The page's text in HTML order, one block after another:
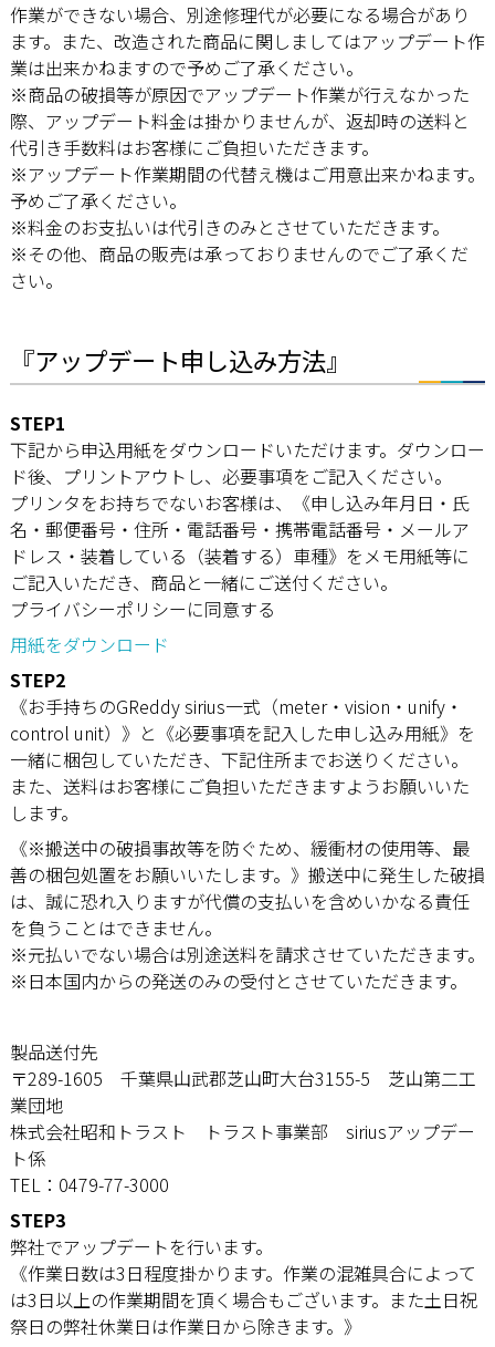
作業ができない場合、別途修理代が必要になる場合があり
ます。また、改造された商品に関しましてはアップデート作
業は出来かねますので予めご了承ください。
※商品の破損等が原因でアップデート作業が行えなかった
際、アップデート料金は掛かりませんが、返却時の送料と
代引き手数料はお客様にご負担いただきます。
※アップデート作業期間の代替え機はご用意出来かねます。
予めご了承ください。
※料金のお支払いは代引きのみとさせていただきます。
※その他、商品の販売は承っておりませんのでご了承くだ
さい。
『アップデート申し込み方法』
STEP1
下記から申込用紙をダウンロードいただけます。ダウンロー
ド後、プリントアウトし、必要事項をご記入ください。
プリンタをお持ちでないお客様は、《申し込み年月日・氏
名・郵便番号・住所・電話番号・携帯電話番号・メールア
ドレス・装着している（装着する）車種》をメモ用紙等に
ご記入いただき、商品と一緒にご送付ください。
プライバシーポリシーに同意する
用紙をダウンロード
STEP2
《お手持ちのGReddy sirius一式（meter・vision・unify・
control unit）》と《必要事項を記入した申し込み用紙》を
一緒に梱包していただき、下記住所までお送りください。
また、送料はお客様にご負担いただきますようお願いいた
します。
《※搬送中の破損事故等を防ぐため、緩衝材の使用等、最
善の梱包処置をお願いいたします。》搬送中に発生した破損
は、誠に恐れ入りますが代償の支払いを含めいかなる責任
を負うことはできません。
※元払いでない場合は別途送料を請求させていただきます。
※日本国内からの発送のみの受付とさせていただきます。
製品送付先
〒289-1605 千葉県山武郡芝山町大台3155-5 芝山第二工
業団地
株式会社昭和トラスト トラスト事業部 siriusアップデー
ト係
TEL：0479-77-3000
STEP3
弊社でアップデートを行います。
《作業日数は3日程度掛かります。作業の混雑具合によって
は3日以上の作業期間を頂く場合もございます。また土日祝
祭日の弊社休業日は作業日から除きます。》